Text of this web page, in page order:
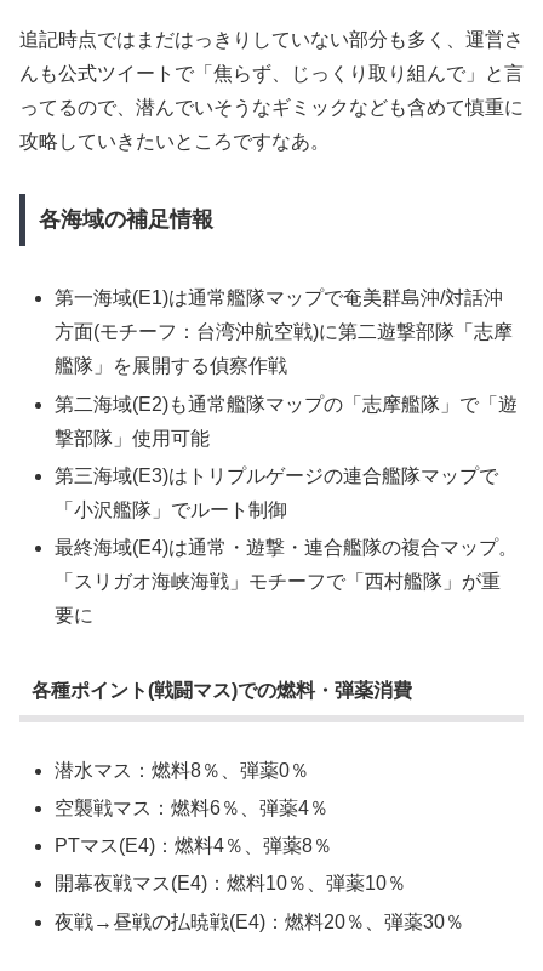
追記時点ではまだはっきりしていない部分も多く、運営さ
んも公式ツイートで「焦らず、じっくり取り組んで」と言
ってるので、潜んでいそうなギミックなども含めて慎重に
攻略していきたいところですなあ。
各海域の補足情報
第一海域(E1)は通常艦隊マップで奄美群島沖/対話沖
方面(モチーフ：台湾沖航空戦)に第二遊撃部隊「志摩
艦隊」を展開する偵察作戦
第二海域(E2)も通常艦隊マップの「志摩艦隊」で「遊
撃部隊」使用可能
第三海域(E3)はトリプルゲージの連合艦隊マップで
「小沢艦隊」でルート制御
最終海域(E4)は通常・遊撃・連合艦隊の複合マップ。
「スリガオ海峡海戦」モチーフで「西村艦隊」が重
要に
各種ポイント(戦闘マス)での燃料・弾薬消費
潜水マス：燃料8％、弾薬0％
空襲戦マス：燃料6％、弾薬4％
PTマス(E4)：燃料4％、弾薬8％
開幕夜戦マス(E4)：燃料10％、弾薬10％
夜戦→昼戦の払暁戦(E4)：燃料20％、弾薬30％